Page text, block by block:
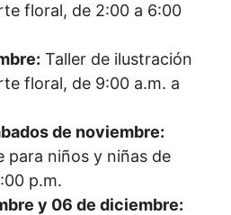
floral, de 2:00 a 6:00
Taller de ilustración
floral, de 9:00 a.m. a
de noviembre:
para niños y niñas de
p.m.
y 06 de diciembre: